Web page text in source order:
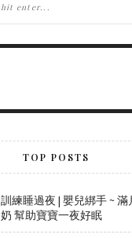
TOP POSTS
訓練睡過夜 | 嬰兒綁手 ~ 滿
奶 幫助寶寶一夜好眠